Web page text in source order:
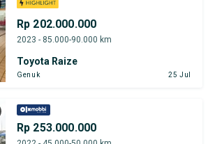
Rp 202.000.000
2023 - 85.000-90.000 km
Toyota Raize
Genuk 25 Jul
Rp 253.000.000